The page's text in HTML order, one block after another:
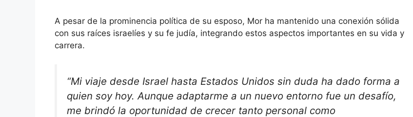
A pesar de la prominencia política de su esposo, Mor ha mantenido una conexión sólida
con sus raíces israelíes y su fe judía, integrando estos aspectos importantes en su vida y
carrera.
“Mi viaje desde Israel hasta Estados Unidos sin duda ha dado forma a
quien soy hoy. Aunque adaptarme a un nuevo entorno fue un desafío,
me brindó la oportunidad de crecer tanto personal como